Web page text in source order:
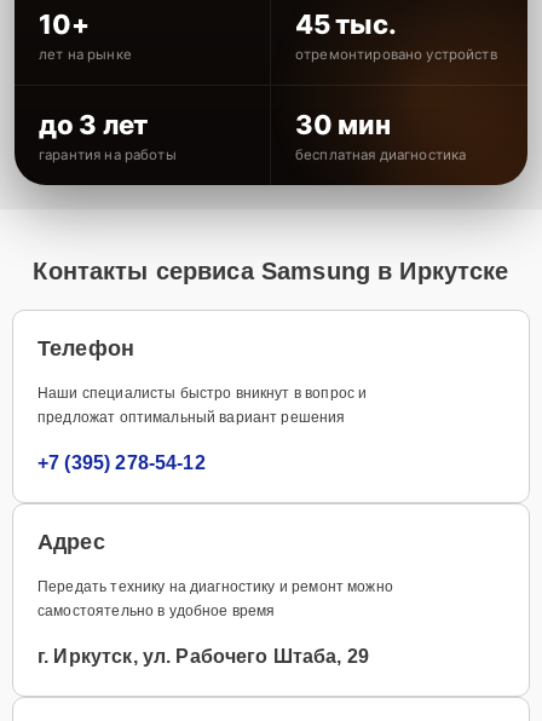
10+
лет на рынке
45 тыс.
отремонтировано устройств
до 3 лет
гарантия на работы
30 мин
бесплатная диагностика
Контакты сервиса Samsung в Иркутске
Телефон
Наши специалисты быстро вникнут в вопрос и
предложат оптимальный вариант решения
+7 (395) 278-54-12
Адрес
Передать технику на диагностику и ремонт можно
самостоятельно в удобное время
г. Иркутск, ул. Рабочего Штаба, 29